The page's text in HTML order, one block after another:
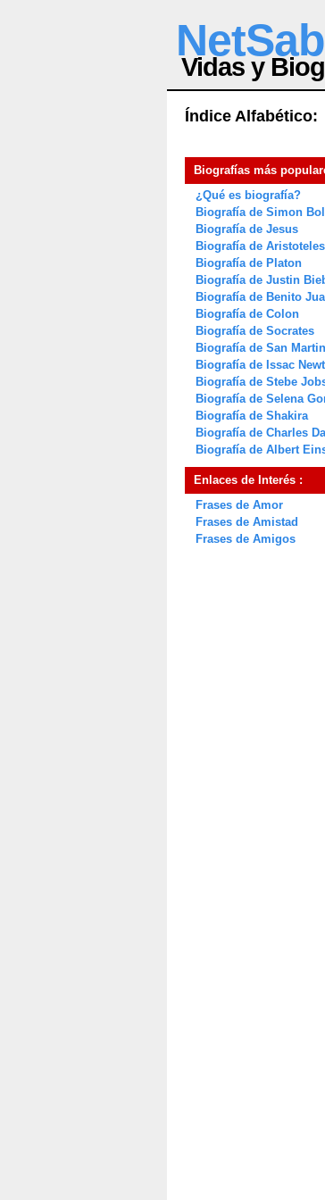
Vidas y
Índice Alfabético:
Biografías más
¿Qué es biografía?
Biografía de Simon
Biografía de Jesus
Biografía de Aristoteles
Biografía de Platon
Biografía de Justin
Biografía de Benito
Biografía de Colon
Biografía de Socrates
Biografía de San Martin
Biografía de Issac
Biografía de Stebe
Biografía de Selena
Biografía de Shakira
Biografía de Charles
Biografía de Albert
Enlaces de Interés :
Frases de Amor
Frases de Amistad
Frases de Amigos